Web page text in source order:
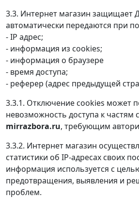
3.3. Интернет магазин защищает
автоматически передаются при
- IP адрес;
- информация из cookies;
- информация о браузере
- время доступа;
- реферер (адрес предыдущей
3.3.1. Отключение cookies может
невозможность доступа к частям
mirrazbora.ru, требующим
3.3.2. Интернет магазин
статистики об IP-адресах своих
информация используется с
предотвращения, выявления и
проблем.